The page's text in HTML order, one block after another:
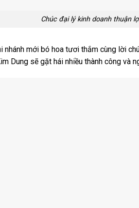
Chúc đại lý kinh doanh thuận
nhánh mới bó hoa tươi thắm cùng lời
Dung sẽ gặt hái nhiều thành công và